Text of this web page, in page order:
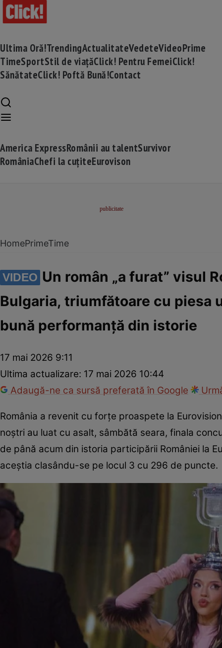
Ultima Oră!TrendingActualitateVedeteVideoPrime
TimeSportStil de viațăClick! Pentru FemeiClick!
SănătateClick! Poftă Bună!Contact
America ExpressRomânii au talentSurvivor
RomâniaChefi la cuțiteEurovison
HomePrimeTime
VIDEO Un român „a furat” visul
Bulgaria, triumfătoare cu piesa
bună performanță din istorie
17 mai 2026 9:11
Ultima actualizare: 17 mai 2026 10:44
Adaugă-ne ca sursă preferată în Google
România a revenit cu forțe proaspete la
noștri au luat cu asalt, sâmbătă seara, finala
de până acum din istoria participării României la
aceștia clasându-se pe locul 3 cu 296 de puncte.